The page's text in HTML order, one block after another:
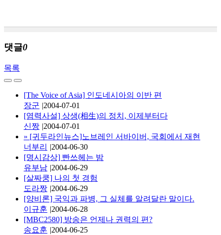
댓글0
목록
[The Voice of Asia] 인도네시아의 이반 편
장군 |2004-07-01
[염력사설] 상생(相生)의 정치, 이제부터다
신짱 |2004-07-01
» [귀두라인뉴스]노브레인 서바이버, 국회에서 재현
너부리
|2004-06-30
[명시감상] 빤쓰헤는 밤
유부남 |2004-06-29
[살짜쿵] 나의 첫 경험
도라짱 |2004-06-29
[양비론] 국익과 파병, 그 실체를 알려달란 말이다.
이규훈 |2004-06-28
[MBC2580] 방송은 언제나 권력의 편?
송요훈 |2004-06-25